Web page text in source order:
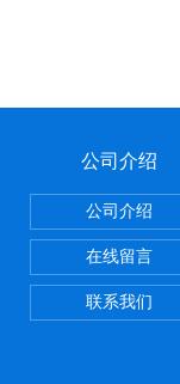
公司介绍
公司介绍
在线留言
联系我们